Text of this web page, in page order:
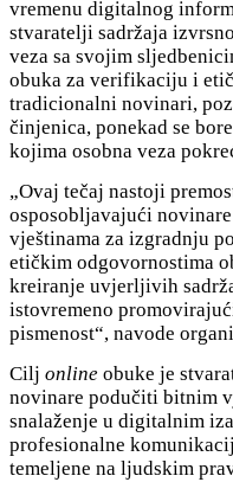
vremenu digitalnog
stvaratelji sadržaja
veza sa svojim
obuka za verifikaciju i
tradicionalni novinari,
činjenica, ponekad se
kojima osobna veza
„Ovaj tečaj nastoji
osposobljavajući
vještinama za izgradnju
etičkim odgovornostima
kreiranje uvjerljivih
istovremeno
pismenost“, navode
Cilj online obuke je
novinare podučiti bitnim
snalaženje u digitalnim
profesionalne
temeljene na ljudskim